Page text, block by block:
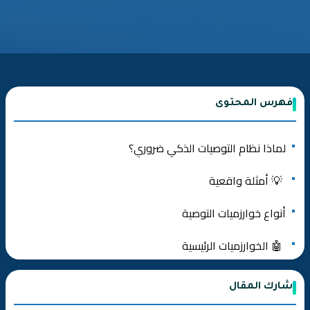
فهرس المحتوى
لماذا نظام التوصيات الذكي ضروري؟
💡 أمثلة واقعية
أنواع خوارزميات التوصية
🤖 الخوارزميات الرئيسية
المرحلة 1: جمع البيانات وتحضيرها
شارك المقال